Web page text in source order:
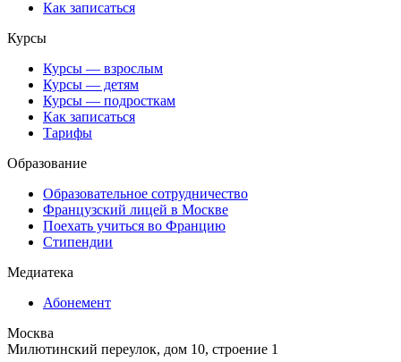
Как записаться
Курсы
Курсы — взрослым
Курсы — детям
Курсы — подросткам
Как записаться
Тарифы
Образование
Образовательное сотрудничество
Французский лицей в Москве
Поехать учиться во Францию
Стипендии
Медиатека
Абонемент
Москва
Милютинский переулок, дом 10, строение 1